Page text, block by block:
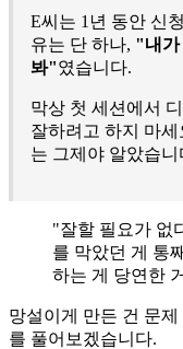
E씨는 1년 동안 신
유는 단 하나, "내가
봐"였습니다.
막상 첫 세션에서
잘하려고 하지 마
는 그제야 알았습니
"잘할 필요가 없
를 막았던 게 통
하는 게 당연한
망설이게 만든 건 문
를 풀어보겠습니다.